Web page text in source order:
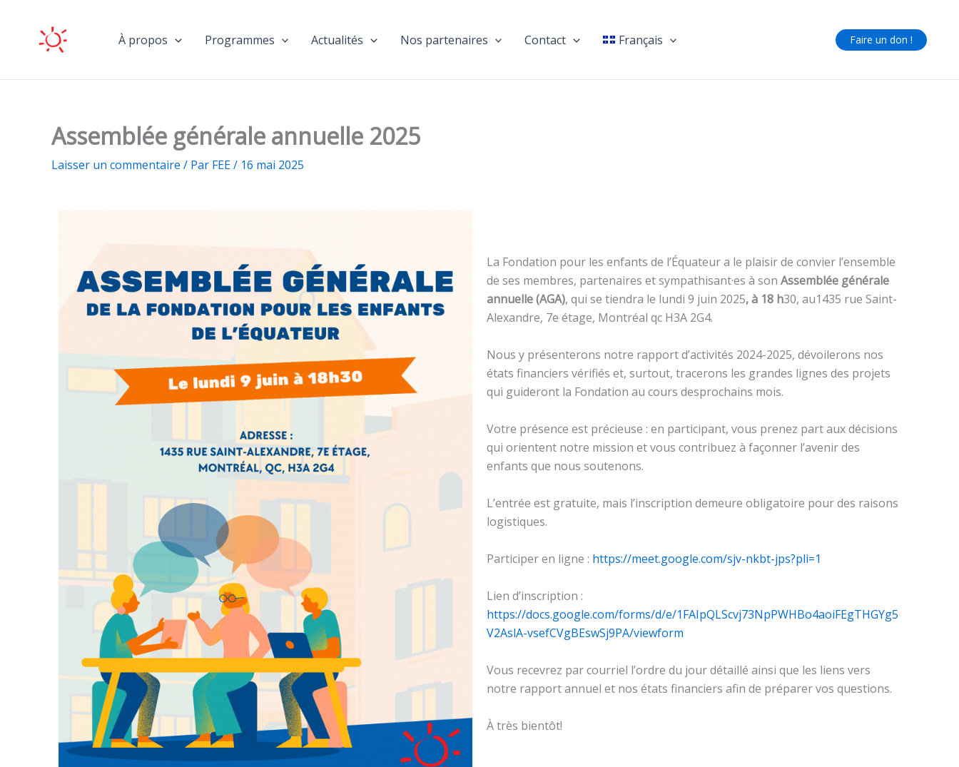
contenu
À propos Programmes Actualités Nos partenaires Contact Français Faire un don !
Assemblée générale annuelle 2025
Laisser un commentaire / Par FEE/ 16 mai 2025
La Fondation pour les enfants de l’Équateur a le plaisir de convier l’ensemble
de ses membres, partenaires et sympathisant·es à son Assemblée générale
annuelle (AGA), qui se tiendra le lundi 9 juin 2025, à 18 h30, au1435 rue Saint-
Alexandre, 7e étage, Montréal qc H3A 2G4.
Nous y présenterons notre rapport d’activités 2024-2025, dévoilerons nos
états financiers vérifiés et, surtout, tracerons les grandes lignes des projets
qui guideront la Fondation au cours desprochains mois.
Votre présence est précieuse : en participant, vous prenez part aux décisions
qui orientent notre mission et vous contribuez à façonner l’avenir des
enfants que nous soutenons.
L’entrée est gratuite, mais l’inscription demeure obligatoire pour des raisons
logistiques.
Participer en ligne : https://meet.google.com/sjv-nkbt-jps?pli=1
Lien d’inscription :
https://docs.google.com/forms/d/e/1FAIpQLScvj73NpPWHBo4aoiFEgTHGYg5
V2AslA-vsefCVgBEswSj9PA/viewform
Vous recevrez par courriel l’ordre du jour détaillé ainsi que les liens vers
notre rapport annuel et nos états financiers afin de préparer vos questions.
À très bientôt!